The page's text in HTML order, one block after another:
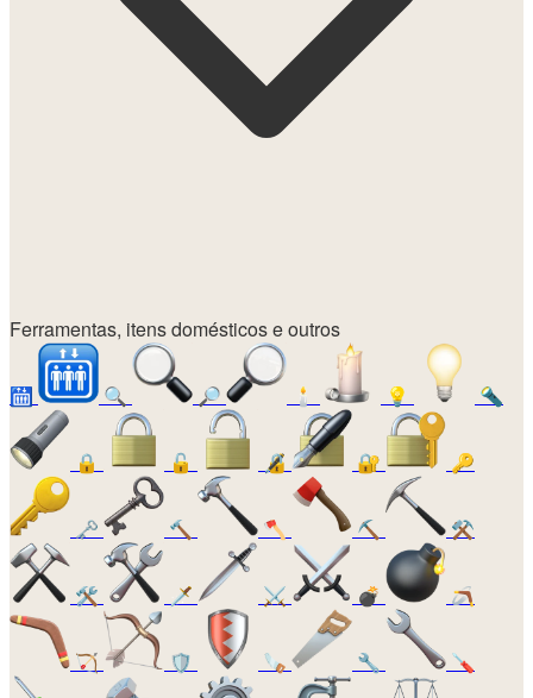
Ferramentas, itens domésticos e outros
🛗 🔍 🔎 🕯️ 💡 🔦
🔒 🔓 🔏 🔐 🔑
🗝️ 🔨 🪓 ⛏️ ⚒️
🛠️ 🗡️ ⚔️ 💣 🪃
🏹 🛡️ 🪚 🔧 🪛